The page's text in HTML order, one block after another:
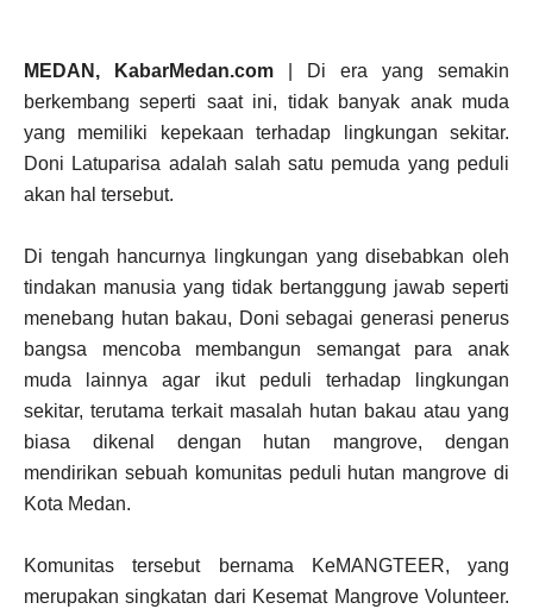
MEDAN, KabarMedan.com | Di era yang semakin
berkembang seperti saat ini, tidak banyak anak muda
yang memiliki kepekaan terhadap lingkungan sekitar.
Doni Latuparisa adalah salah satu pemuda yang peduli
akan hal tersebut.
Di tengah hancurnya lingkungan yang disebabkan oleh
tindakan manusia yang tidak bertanggung jawab seperti
menebang hutan bakau, Doni sebagai generasi penerus
bangsa mencoba membangun semangat para anak
muda lainnya agar ikut peduli terhadap lingkungan
sekitar, terutama terkait masalah hutan bakau atau yang
biasa dikenal dengan hutan mangrove, dengan
mendirikan sebuah komunitas peduli hutan mangrove di
Kota Medan.
Komunitas tersebut bernama KeMANGTEER, yang
merupakan singkatan dari Kesemat Mangrove Volunteer.